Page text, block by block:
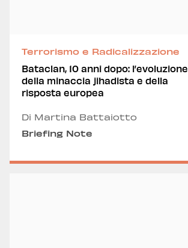
Terrorismo e Radicalizzazione
Bataclan, 10 anni dopo: l’evoluzione
della minaccia jihadista e della
risposta europea
Di Martina Battaiotto
Briefing Note